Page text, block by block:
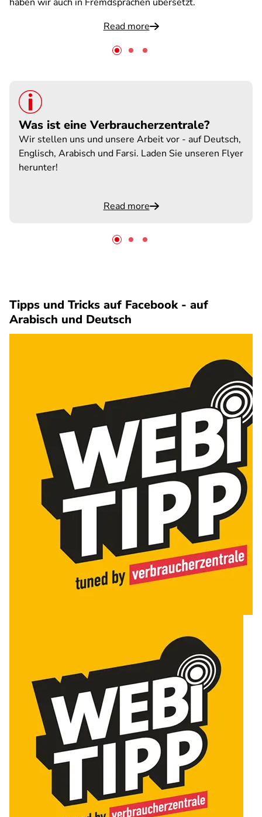
Read more
Was ist eine Verbraucherzentrale?
Wir stellen uns und unsere Arbeit vor - auf Deutsch,
Englisch, Arabisch und Farsi. Laden Sie unseren Flyer
herunter!
Read more
Tipps und Tricks auf Facebook - auf
Arabisch und Deutsch